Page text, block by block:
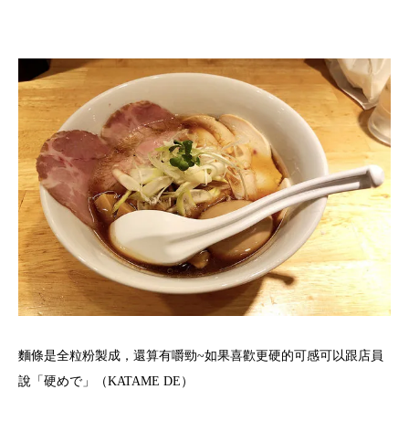
麵條是全粒粉製成，還算有嚼勁~如果喜歡更硬的可感可以跟店員
說「硬めで」（KATAME DE）